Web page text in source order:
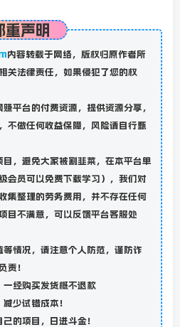
重声明
内容转载于网络，版权归原作者所
关法律责任，如果侵犯了您的权
平台的付费资源，提供资源分享，
不做任何收益保障，风险请自行甄
，避免大家被割韭菜，在本平台单
会员可以免费下载学习），我们对
集整理的劳务费用，并不存在任何
目不满意，可以反馈平台客服处
情况，请注意个人防范，谨防诈
责！
经购买发货概不退款
少试错成本！
的项目，日进斗金！